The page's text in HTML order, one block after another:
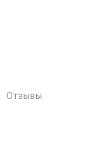
Отзывы